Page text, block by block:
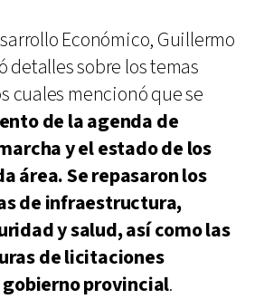
Económico, Guillermo
detalles sobre los temas
cuales mencionó que se
de la agenda de
y el estado de los
área. Se repasaron los
de infraestructura,
y salud, así como las
de licitaciones
provincial.